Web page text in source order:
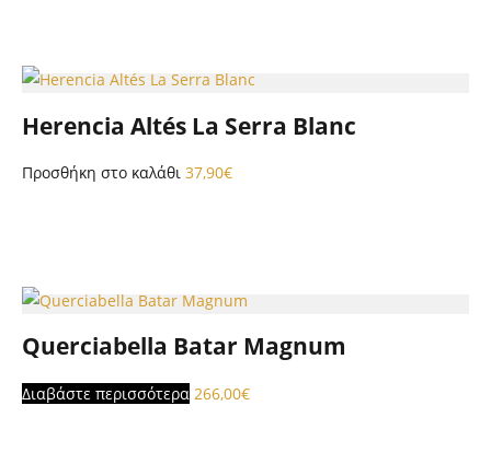
Herencia Altés La Serra Blanc
Προσθήκη στο καλάθι 37,90€
Querciabella Batar Magnum
Διαβάστε περισσότερα 266,00€